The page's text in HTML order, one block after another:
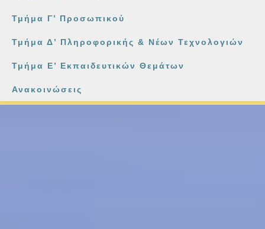
Τμήμα Γ’ Προσωπικού
Τμήμα Δ’ Πληροφορικής & Νέων Τεχνολογιών
Τμήμα Ε’ Εκπαιδευτικών Θεμάτων
Ανακοινώσεις